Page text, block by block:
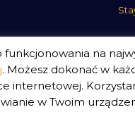
na
. Możesz dokonać w
w Twoim